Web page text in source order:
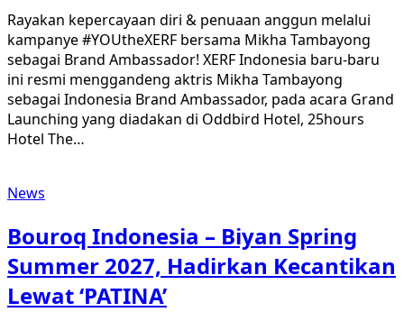
Rayakan kepercayaan diri & penuaan anggun melalui
kampanye #YOUtheXERF bersama Mikha Tambayong
sebagai Brand Ambassador! XERF Indonesia baru-baru
ini resmi menggandeng aktris Mikha Tambayong
sebagai Indonesia Brand Ambassador, pada acara Grand
Launching yang diadakan di Oddbird Hotel, 25hours
Hotel The…
News
Bouroq Indonesia – Biyan Spring
Summer 2027, Hadirkan Kecantikan
Lewat ‘PATINA’